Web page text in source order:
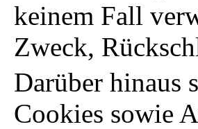
keinem Fall
Zweck,
Darüber hinaus
Cookies sowie